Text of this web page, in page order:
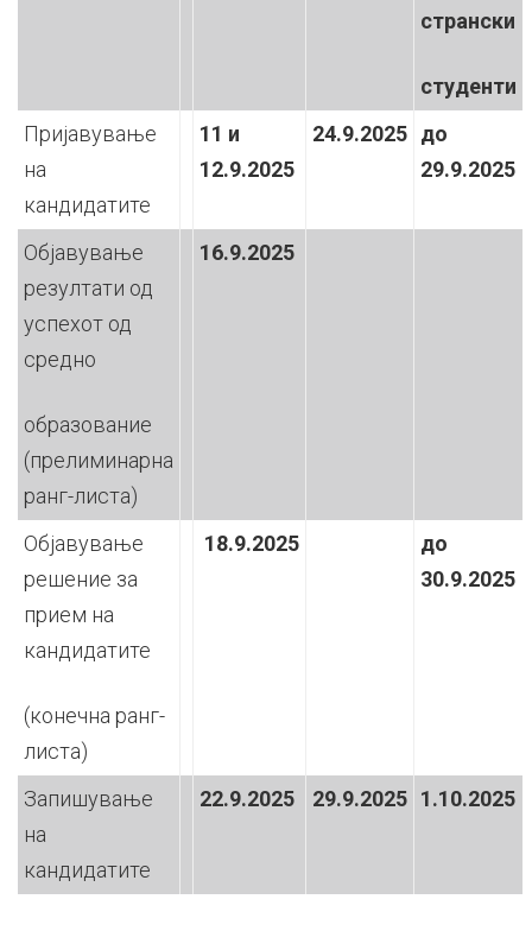
странски
студенти
Пријавување
на
кандидатите
11 и
12.9.2025
24.9.2025 до
29.9.2025
Објавување
резултати од
успехот од
средно
образование
(прелиминарна
ранг-листа)
16.9.2025
Објавување
решение за
прием на
кандидатите
(конечна ранг-
листа)
18.9.2025
до
30.9.2025
Запишување
на
кандидатите
22.9.2025 29.9.2025 1.10.2025